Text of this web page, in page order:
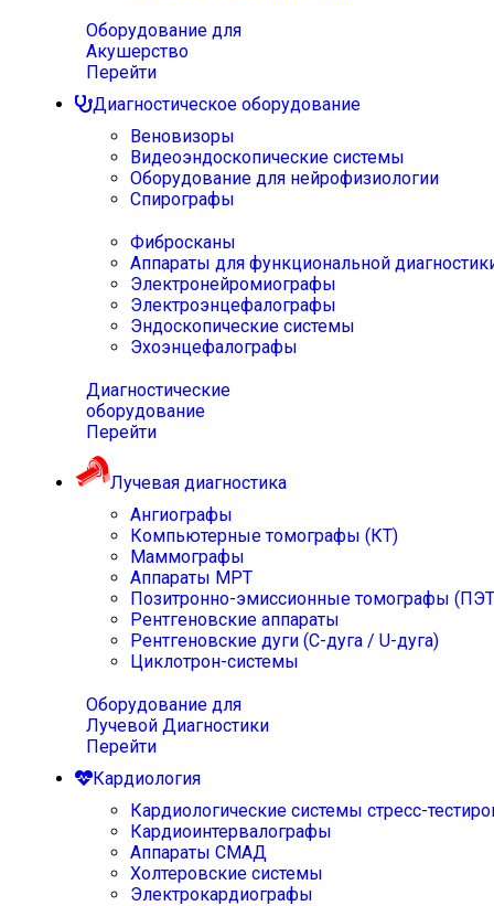
Оборудование для
Акушерство
Перейти
Диагностическое оборудование
Веновизоры
Видеоэндоскопические системы
Оборудование для нейрофизиологии
Спирографы
Фибросканы
Аппараты для функциональной
Электронейромиографы
Электроэнцефалографы
Эндоскопические системы
Эхоэнцефалографы
Диагностические
оборудование
Перейти
Лучевая диагностика
Ангиографы
Компьютерные томографы (КТ)
Маммографы
Аппараты МРТ
Позитронно-эмиссионные томографы
Рентгеновские аппараты
Рентгеновские дуги (С-дуга / U-дуга)
Циклотрон-системы
Оборудование для
Лучевой Диагностики
Перейти
Кардиология
Кардиологические системы стресс-
Кардиоинтервалографы
Аппараты СМАД
Холтеровские системы
Электрокардиографы